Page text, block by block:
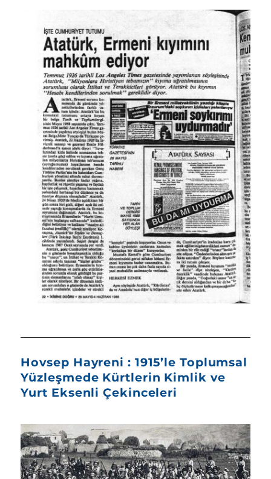
Hovsep Hayreni : 1915’le Toplumsal
Yüzleşmede Kürtlerin Kimlik ve
Yurt Eksenli Çekinceleri